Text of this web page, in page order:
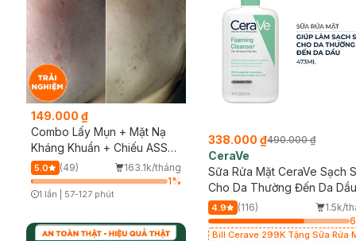
149.000 ₫
Combo Lấy Mụn + Mặt Nạ
Kháng Khuẩn + Chiếu ASSH
(Trải nghiệm)
5.0 (49)
163.1k/tháng
1%
1 lần 57-127 phút
338.000 ₫490.000 ₫
CeraVe
Sữa Rửa Mặt CeraVe Sạch
Cho Da Thường Đến Da Dầu
473ml
4.9 (116)
1.5k/
Bill Cerave 299K Tặng Sữa Rửa